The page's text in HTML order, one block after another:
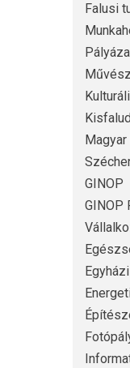
Falusi
GINOP
GINOP